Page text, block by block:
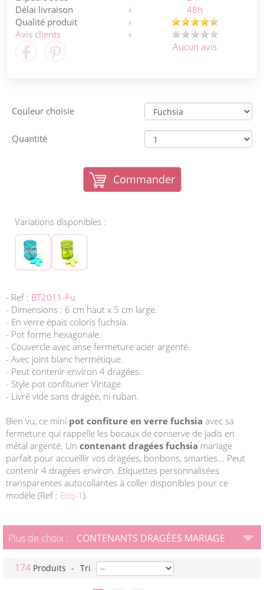
Délai livraison
48h
Qualité produit
Avis clients
Aucun avis
Couleur choisie
Quantité
Commander
Variations disponibles :
- Ref : BT2011-Fu
- Dimensions : 6 cm haut x 5 cm large.
- En verre épais coloris fuchsia.
- Pot forme hexagonale.
- Couvercle avec anse fermeture acier argenté.
- Avec joint blanc hermétique.
- Peut contenir environ 4 dragées.
- Style pot confiturier Vintage.
- Livré vide sans dragée, ni ruban.
Bien vu, ce mini pot confiture en verre fuchsia avec sa
fermeture qui rappelle les bocaux de conserve de jadis en
métal argenté. Un contenant dragées fuchsia mariage
parfait pour accueillir vos dragées, bonbons, smarties... Peut
contenir 4 dragées environ. Etiquettes personnalisées
transparentes autocollantes à coller disponibles pour ce
modèle (Ref : Etiq-1 ).
Plus de choix : CONTENANTS DRAGÉES MARIAGE
174 Produits - Tri